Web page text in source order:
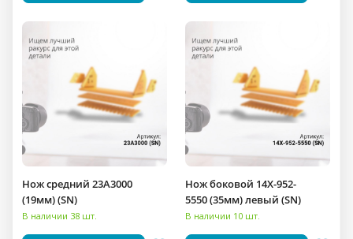
Нож средний 23A3000
(19мм) (SN)
В наличии 38 шт.
Нож боковой 14X-952-
5550 (35мм) левый (SN)
В наличии 10 шт.